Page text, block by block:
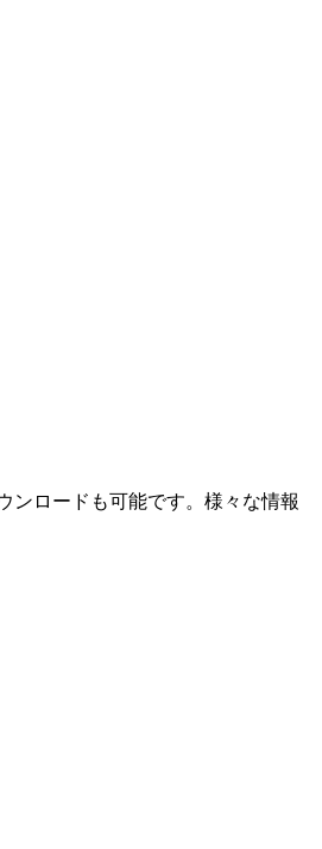
ンロードも可能です。様々な情報